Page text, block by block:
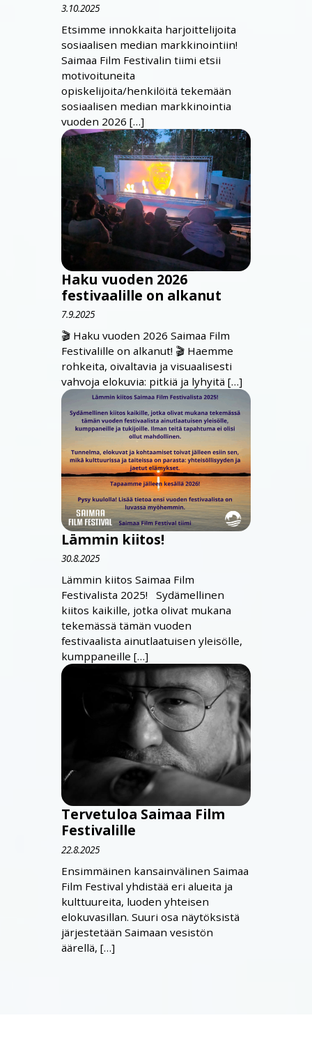
3.10.2025
Etsimme innokkaita harjoittelijoita
sosiaalisen median markkinointiin!
Saimaa Film Festivalin tiimi etsii
motivoituneita
opiskelijoita/henkilöitä tekemään
sosiaalisen median markkinointia
vuoden 2026 […]
Haku vuoden 2026
festivaalille on alkanut
7.9.2025
🎬 Haku vuoden 2026 Saimaa Film
Festivalille on alkanut! 🎬 Haemme
rohkeita, oivaltavia ja visuaalisesti
vahvoja elokuvia: pitkiä ja lyhyitä […]
Lämmin kiitos!
30.8.2025
Lämmin kiitos Saimaa Film
Festivalista 2025! Sydämellinen
kiitos kaikille, jotka olivat mukana
tekemässä tämän vuoden
festivaalista ainutlaatuisen yleisölle,
kumppaneille […]
Tervetuloa Saimaa Film
Festivalille
22.8.2025
Ensimmäinen kansainvälinen Saimaa
Film Festival yhdistää eri alueita ja
kulttuureita, luoden yhteisen
elokuvasillan. Suuri osa näytöksistä
järjestetään Saimaan vesistön
äärellä, […]